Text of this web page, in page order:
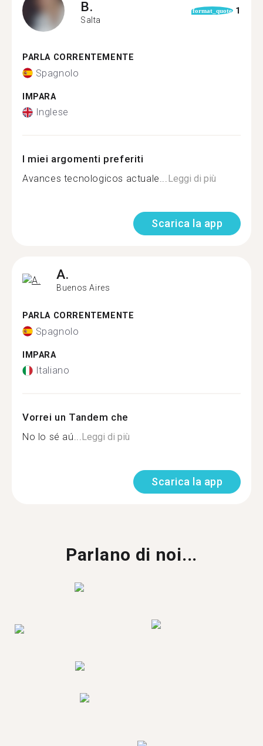
B.
Salta
format_quote 1
PARLA CORRENTEMENTE
Spagnolo
IMPARA
Inglese
I miei argomenti preferiti
Avances tecnologicos actuale...Leggi di più
Scarica la app
A.
Buenos Aires
PARLA CORRENTEMENTE
Spagnolo
IMPARA
Italiano
Vorrei un Tandem che
No lo sé aú...Leggi di più
Scarica la app
Parlano di noi...